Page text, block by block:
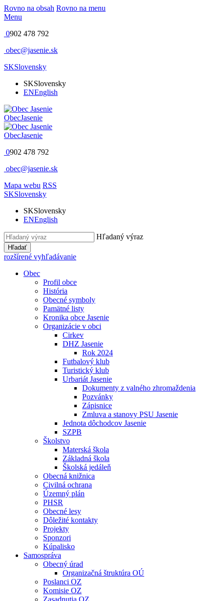
Rovno na obsah Rovno na menu
Menu
0902 478 792
obec@jasenie.sk
SKSlovensky
SKSlovensky
ENEnglish
ObecJasenie
ObecJasenie
0902 478 792
obec@jasenie.sk
Mapa webu RSS
SKSlovensky
SKSlovensky
ENEnglish
Hľadaný výraz
Hľadať
rozšírené vyhľadávanie
Obec
Profil obce
História
Obecné symboly
Pamätné listy
Kronika obce Jasenie
Organizácie v obci
Cirkev
DHZ Jasenie
Rok 2024
Futbalový klub
Turistický klub
Urbariát Jasenie
Dokumenty z valného zhromaždenia
Pozvánky
Zápisnice
Zmluva a stanovy PSU Jasenie
Jednota dôchodcov Jasenie
SZPB
Školstvo
Materská škola
Základná škola
Školská jedáleň
Obecná knižnica
Civilná ochrana
Územný plán
PHSR
Obecné lesy
Dôležité kontakty
Projekty
Sponzori
Kúpalisko
Samospráva
Obecný úrad
Organizačná štruktúra OÚ
Poslanci OZ
Komisie OZ
Zasadnutia OZ